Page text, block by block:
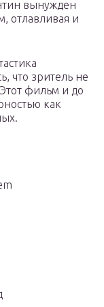
вынужден
отлавливая и
что зритель не
фильм и до
как